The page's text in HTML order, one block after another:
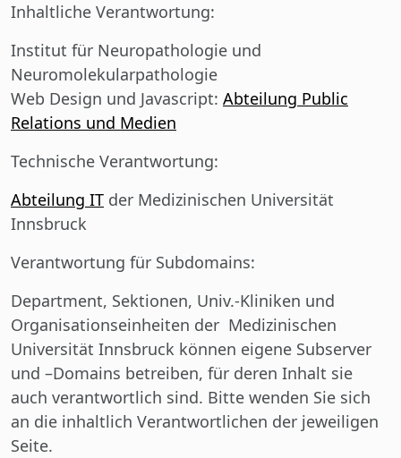
Inhaltliche Verantwortung:
Institut für Neuropathologie und
Neuromolekularpathologie
Web Design und Javascript: Abteilung Public
Relations und Medien
Technische Verantwortung:
Abteilung IT der Medizinischen Universität
Innsbruck
Verantwortung für Subdomains:
Department, Sektionen, Univ.-Kliniken und
Organisationseinheiten der Medizinischen
Universität Innsbruck können eigene Subserver
und –Domains betreiben, für deren Inhalt sie
auch verantwortlich sind. Bitte wenden Sie sich
an die inhaltlich Verantwortlichen der jeweiligen
Seite.